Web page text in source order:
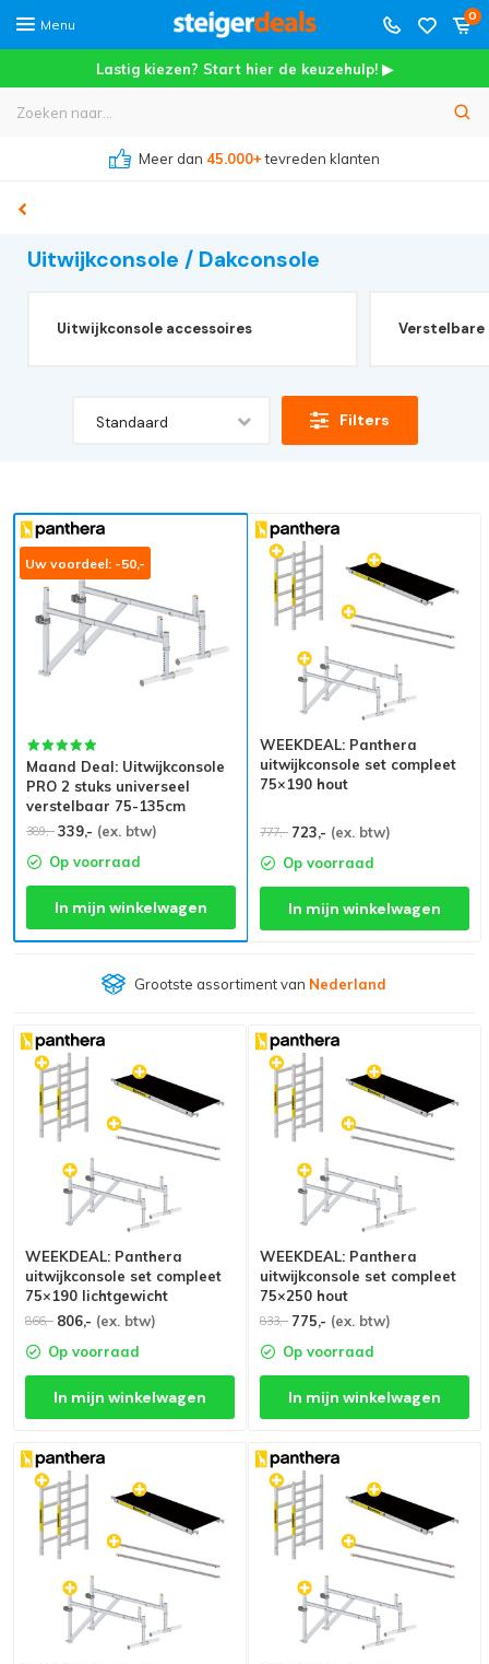
Menu
0
Lastig kiezen? Start hier de keuzehulp! ▶
Meer dan 45.000+tevreden klanten
Uitwijkconsole / Dakconsole
Uitwijkconsole accessoires
Standaard Filters
Uw voordeel: -50,-
Maand Deal: Uitwijkconsole
PRO 2 stuks universeel
verstelbaar 75-135cm
389,- 339,- (ex. btw)
Op voorraad
In mijn winkelwagen
WEEKDEAL: Panthera
uitwijkconsole set compleet
75×190 hout
777,- 723,- (ex. btw)
Op voorraad
In mijn winkelwagen
Grootste assortiment van Nederland
WEEKDEAL: Panthera
uitwijkconsole set compleet
75×190 lichtgewicht
866,- 806,- (ex. btw)
Op voorraad
In mijn winkelwagen
WEEKDEAL: Panthera
uitwijkconsole set compleet
75×250 hout
833,- 775,- (ex. btw)
Op voorraad
In mijn winkelwagen